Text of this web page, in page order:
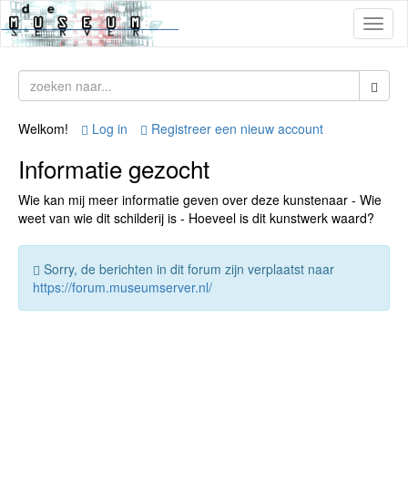
Welkom! Log in Registreer een nieuw account
Informatie gezocht
Wie kan mij meer informatie geven over deze kunstenaar - Wie
weet van wie dit schilderij is - Hoeveel is dit kunstwerk waard?
Sorry, de berichten in dit forum zijn verplaatst naar
https://forum.museumserver.nl/